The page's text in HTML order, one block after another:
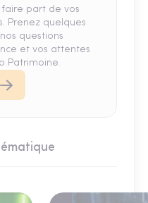
part de vos
Prenez quelques
questions
et vos attentes
Patrimoine.